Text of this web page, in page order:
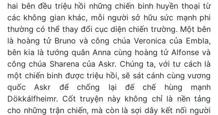
hai bên đều triệu hồi những chiến binh huyền thoại từ
các không gian khác, mỗi người sở hữu sức mạnh phi
thường có thể thay đổi cục diện chiến trường. Một bên
là hoàng tử Bruno và công chúa Veronica của Embla,
bên kia là tướng quân Anna cùng hoàng tử Alfonse và
công chúa Sharena của Askr. Chúng ta, với tư cách là
một chiến binh được triệu hồi, sẽ sát cánh cùng vương
quốc Askr để chống lại đế chế hùng mạnh
Dökkálfheimr. Cốt truyện này không chỉ là nền tảng
cho những trận chiến, mà còn là sợi dây kết nối người